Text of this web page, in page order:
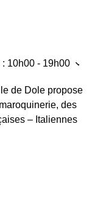
: 10h00 - 19h00
de Dole propose
des
– Italiennes